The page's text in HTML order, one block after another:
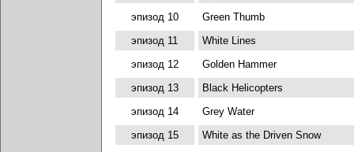
эпизод 10
Green Thumb
эпизод 11
White Lines
эпизод 12
Golden Hammer
эпизод 13
Black Helicopters
эпизод 14
Grey Water
эпизод 15
White as the Driven Snow